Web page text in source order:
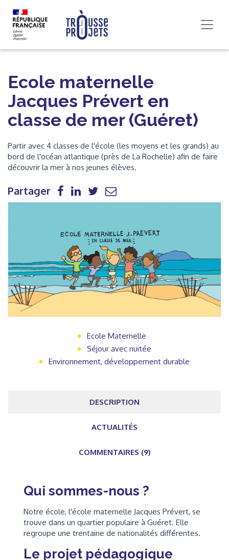
Ecole maternelle
Jacques Prévert en
classe de mer (Guéret)
Partir avec 4 classes de l'école (les moyens et les grands) au
bord de l'océan atlantique (près de La Rochelle) afin de faire
découvrir la mer à nos jeunes élèves.
Partager
Ecole Maternelle
Séjour avec nuitée
Environnement, développement durable
DESCRIPTION
ACTUALITÉS
COMMENTAIRES (9)
Qui sommes-nous ?
Notre école, l'école maternelle Jacques Prévert, se
trouve dans un quartier populaire à Guéret. Elle
regroupe une trentaine de nationalités différentes.
Le projet pédagogique